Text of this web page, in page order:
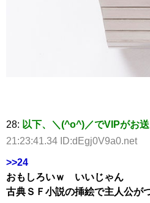
28: 以下、＼(^o^)／でVIPがお
21:23:41.34 ID:dEgj0V9a0.net
>>24
おもしろいｗ いいじゃん
古典ＳＦ小説の挿絵で主人公が